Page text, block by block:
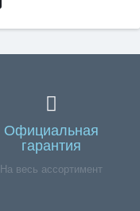
Официальная
гарантия
На весь ассортимент